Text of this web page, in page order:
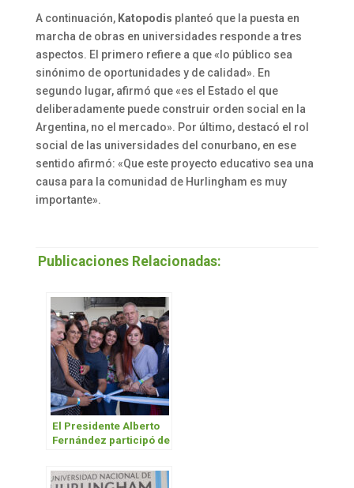
A continuación,Katopodis planteó que la puesta en
marcha de obras en universidades responde a tres
aspectos. El primero refiere a que «lo público sea
sinónimo de oportunidades y de calidad». En
segundo lugar, afirmó que «es el Estado el que
deliberadamente puede construir orden social en la
Argentina, no el mercado». Por último, destacó el rol
social de las universidades del conurbano, en ese
sentido afirmó: «Que este proyecto educativo sea una
causa para la comunidad de Hurlingham es muy
importante».
Publicaciones Relacionadas:
El Presidente Alberto
Fernández participó de
obras en la UNAHUR